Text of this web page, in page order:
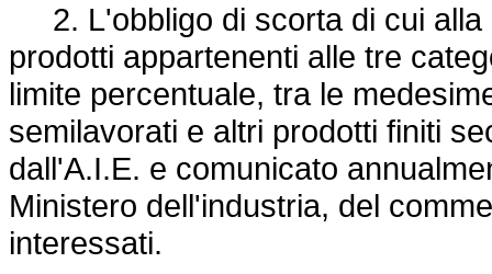
2. L'obbligo di scorta di cui alla
prodotti appartenenti alle tre
limite percentuale, tra le
semilavorati e altri prodotti finiti
dall'A.I.E. e comunicato
Ministero dell'industria, del
interessati.